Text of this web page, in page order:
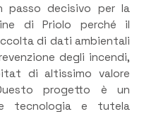
passo decisivo per la
di Priolo perché il
di dati ambientali
degli incendi,
di altissimo valore
progetto è un
tecnologia e tutela